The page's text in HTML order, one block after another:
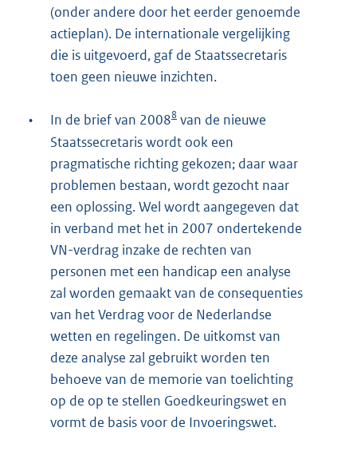
(onder andere door het eerder genoemde
actieplan). De internationale vergelijking
die is uitgevoerd, gaf de Staatssecretaris
toen geen nieuwe inzichten.
• In de brief van 20088 van de nieuwe
Staatssecretaris wordt ook een
pragmatische richting gekozen; daar waar
problemen bestaan, wordt gezocht naar
een oplossing. Wel wordt aangegeven dat
in verband met het in 2007 ondertekende
VN-verdrag inzake de rechten van
personen met een handicap een analyse
zal worden gemaakt van de consequenties
van het Verdrag voor de Nederlandse
wetten en regelingen. De uitkomst van
deze analyse zal gebruikt worden ten
behoeve van de memorie van toelichting
op de op te stellen Goedkeuringswet en
vormt de basis voor de Invoeringswet.